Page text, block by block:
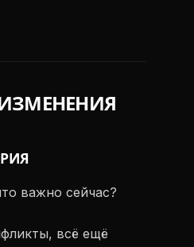
важно сейчас?
всё ещё